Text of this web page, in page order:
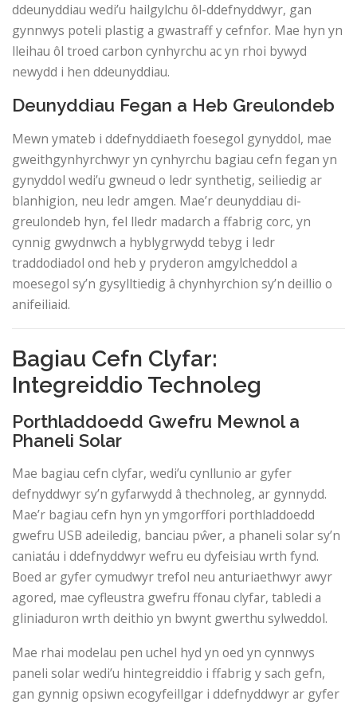
ddeunyddiau wedi’u hailgylchu ôl-ddefnyddwyr, gan
gynnwys poteli plastig a gwastraff y cefnfor. Mae hyn yn
lleihau ôl troed carbon cynhyrchu ac yn rhoi bywyd
newydd i hen ddeunyddiau.
Deunyddiau Fegan a Heb Greulondeb
Mewn ymateb i ddefnyddiaeth foesegol gynyddol, mae
gweithgynhyrchwyr yn cynhyrchu bagiau cefn fegan yn
gynyddol wedi’u gwneud o ledr synthetig, seiliedig ar
blanhigion, neu ledr amgen. Mae’r deunyddiau di-
greulondeb hyn, fel lledr madarch a ffabrig corc, yn
cynnig gwydnwch a hyblygrwydd tebyg i ledr
traddodiadol ond heb y pryderon amgylcheddol a
moesegol sy’n gysylltiedig â chynhyrchion sy’n deillio o
anifeiliaid.
Bagiau Cefn Clyfar:
Integreiddio Technoleg
Porthladdoedd Gwefru Mewnol a
Phaneli Solar
Mae bagiau cefn clyfar, wedi’u cynllunio ar gyfer
defnyddwyr sy’n gyfarwydd â thechnoleg, ar gynnydd.
Mae’r bagiau cefn hyn yn ymgorffori porthladdoedd
gwefru USB adeiledig, banciau pŵer, a phaneli solar sy’n
caniatáu i ddefnyddwyr wefru eu dyfeisiau wrth fynd.
Boed ar gyfer cymudwyr trefol neu anturiaethwyr awyr
agored, mae cyfleustra gwefru ffonau clyfar, tabledi a
gliniaduron wrth deithio yn bwynt gwerthu sylweddol.
Mae rhai modelau pen uchel hyd yn oed yn cynnwys
paneli solar wedi’u hintegreiddio i ffabrig y sach gefn,
gan gynnig opsiwn ecogyfeillgar i ddefnyddwyr ar gyfer